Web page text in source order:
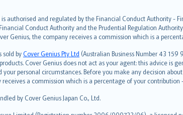
authorised and regulated by the Financial Conduct Authority -
Conduct Authority and the Prudential Regulation
Genius, the company receives a commission which is a
sold byCover Genius Pty Ltd (Australian Business Number 43
Cover Genius does not act as your agent: this advice is
personal circumstances. Before you make any decision
a commission which is a percentage of your contribution
by Cover Genius Japan Co., Ltd.